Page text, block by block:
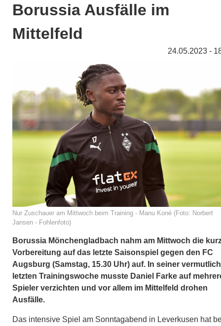
Borussia Ausfälle im
Mittelfeld
24.05.2023 -
Nur Zuschauer am Mittwoch beim Training - Manu Koné (Foto: Norbert
Jansen - Fohlenfoto)
Borussia Mönchengladbach nahm am Mittwoch die
Vorbereitung auf das letzte Saisonspiel gegen den FC
Augsburg (Samstag, 15.30 Uhr) auf. In seiner vermutlich
letzten Trainingswoche musste Daniel Farke auf
Spieler verzichten und vor allem im Mittelfeld drohen
Ausfälle.
Das intensive Spiel am Sonntagabend in Leverkusen hat